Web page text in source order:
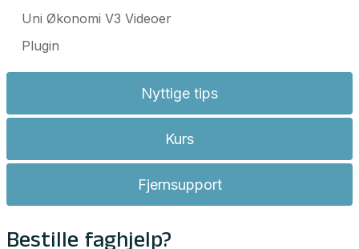
Uni Økonomi V3 Videoer
Plugin
Nyttige tips
Kurs
Fjernsupport
Bestille faghjelp?